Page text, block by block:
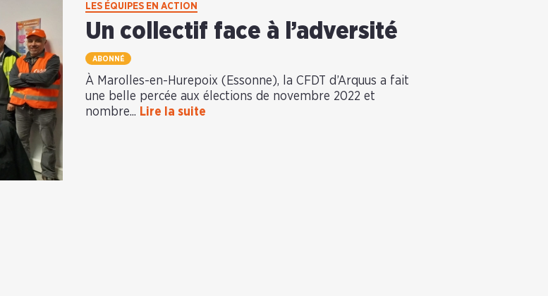
LES ÉQUIPES EN ACTION
Un collectif face à l’adversité
ABONNÉ
À Marolles-en-Hurepoix (Essonne), la CFDT d’Arquus a fait
une belle percée aux élections de novembre 2022 et
nombre... Lire la suite